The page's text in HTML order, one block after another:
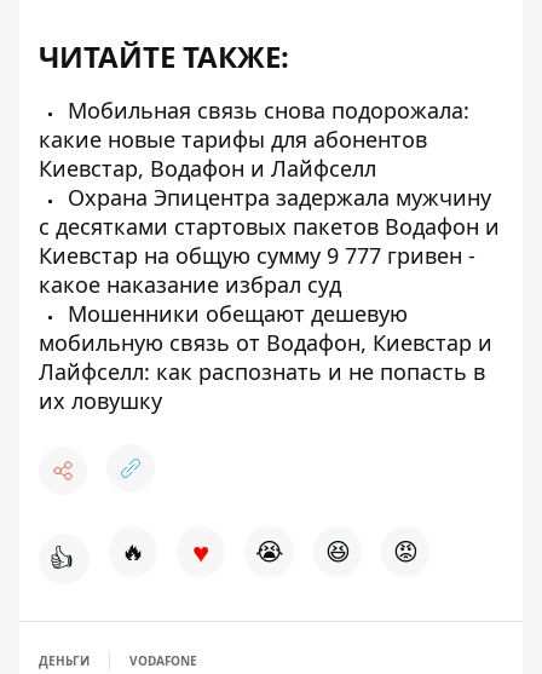
ЧИТАЙТЕ ТАКЖЕ:
Мобильная связь снова подорожала:
какие новые тарифы для абонентов
Киевстар, Водафон и Лайфселл
Охрана Эпицентра задержала мужчину
с десятками стартовых пакетов Водафон и
Киевстар на общую сумму 9 777 гривен -
какое наказание избрал суд
Мошенники обещают дешевую
мобильную связь от Водафон, Киевстар и
Лайфселл: как распознать и не попасть в
их ловушку
👍 🔥 ♥ 😭 😆 😡
ДЕНЬГИ VODAFONE